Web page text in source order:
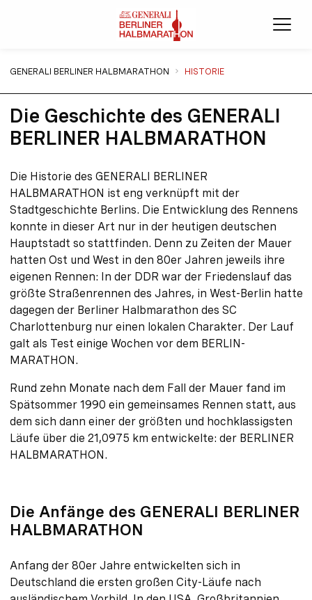
GENERALI BERLINER HALBMARATHON HISTORIE
Die Geschichte des GENERALI
BERLINER HALBMARATHON
Die Historie des GENERALI BERLINER
HALBMARATHON ist eng verknüpft mit der
Stadtgeschichte Berlins. Die Entwicklung des Rennens
konnte in dieser Art nur in der heutigen deutschen
Hauptstadt so stattfinden. Denn zu Zeiten der Mauer
hatten Ost und West in den 80er Jahren jeweils ihre
eigenen Rennen: In der DDR war der Friedenslauf das
größte Straßenrennen des Jahres, in West-Berlin hatte
dagegen der Berliner Halbmarathon des SC
Charlottenburg nur einen lokalen Charakter. Der Lauf
galt als Test einige Wochen vor dem BERLIN-
MARATHON.
Rund zehn Monate nach dem Fall der Mauer fand im
Spätsommer 1990 ein gemeinsames Rennen statt, aus
dem sich dann einer der größten und hochklassigsten
Läufe über die 21,0975 km entwickelte: der BERLINER
HALBMARATHON.
Die Anfänge des GENERALI BERLINER
HALBMARATHON
Anfang der 80er Jahre entwickelten sich in
Deutschland die ersten großen City-Läufe nach